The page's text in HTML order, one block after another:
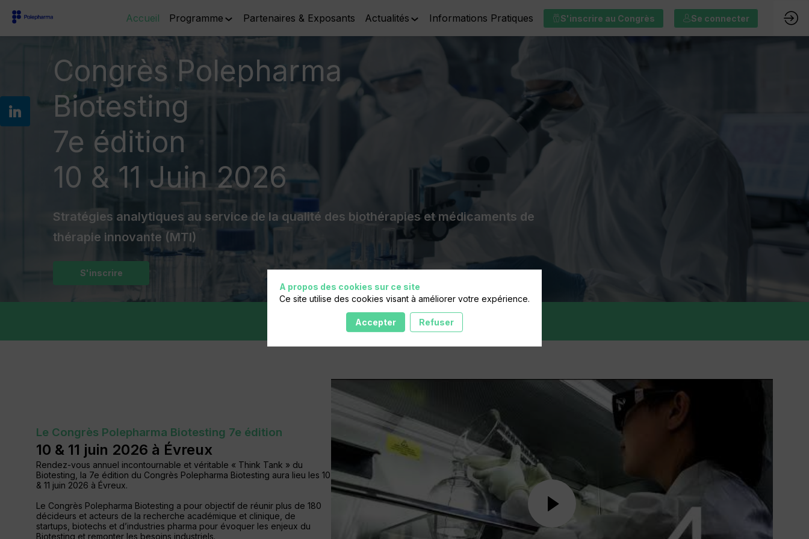
Accueil Programme Partenaires & Exposants Actualités Informations Pratiques S'inscrire au Congrès Se connecter
Congrès Polepharma
Biotesting
7e édition
10 & 11 Juin 2026
Stratégies analytiques au service de la qualité des biothérapies et médicaments de
thérapie innovante (MTI)
S'inscrire
Le Congrès Polepharma Biotesting 7e édition
10 & 11 juin 2026 à Évreux
Rendez-vous annuel incontournable et véritable « Think Tank » du
Biotesting, la 7e édition du Congrès Polepharma Biotesting aura lieu les 10
& 11 juin 2026 à Évreux.
Le Congrès Polepharma Biotesting a pour objectif de réunir plus de 180
décideurs et acteurs de la recherche académique et clinique, de
startups, biotechs et d’industries pharma pour évoquer les enjeux du
Biotesting et remonter les besoins industriels.
A propos des cookies sur ce site
Ce site utilise des cookies visant à améliorer votre expérience.
Accepter Refuser